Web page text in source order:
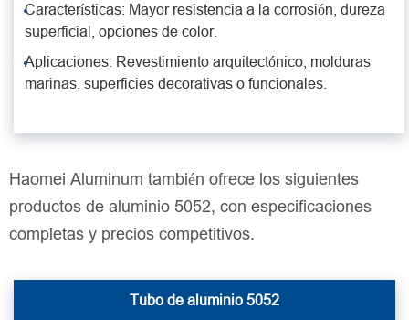
Características: Mayor resistencia a la corrosión, dureza
superficial, opciones de color.
Aplicaciones: Revestimiento arquitectónico, molduras
marinas, superficies decorativas o funcionales.
Haomei Aluminum también ofrece los siguientes
productos de aluminio 5052, con especificaciones
completas y precios competitivos.
Tubo de aluminio 5052